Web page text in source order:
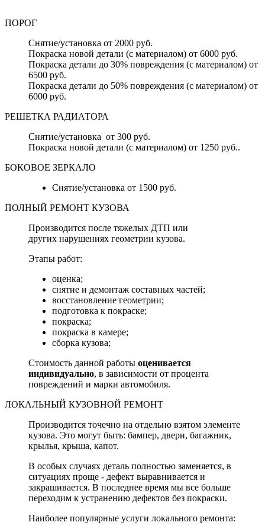
ПОРОГ
Снятие/установка от 2000 руб.
Покраска новой детали (с материалом) от 6000 руб.
Покраска детали до 30% повреждения (с материалом) от
6500 руб.
Покраска детали до 50% повреждения (с материалом) от
6000 руб.
РЕШЕТКА РАДИАТОРА
Снятие/установка от 300 руб.
Покраска новой детали (с материалом) от 1250 руб..
БОКОВОЕ ЗЕРКАЛО
Снятие/установка от 1500 руб.
ПОЛНЫЙ РЕМОНТ КУЗОВА
Производится после тяжелых ДТП или
других нарушениях геометрии кузова.
Этапы работ:
оценка;
снятие и демонтаж составных частей;
восстановление геометрии;
подготовка к покраске;
покраска;
покраска в камере;
сборка кузова;
Стоимость данной работы оценивается
индивидуально, в зависимости от процента
повреждений и марки автомобиля.
ЛОКАЛЬНЫЙ КУЗОВНОЙ РЕМОНТ
Производится точечно на отдельно взятом элементе
кузова. Это могут быть: бампер, двери, багажник,
крылья, крыша, капот.
В особых случаях деталь полностью заменяется, в
ситуациях проще - дефект выравнивается и
закрашивается. В последнее время мы все больше
переходим к устранению дефектов без покраски.
Наиболее популярные услуги локального ремонта: